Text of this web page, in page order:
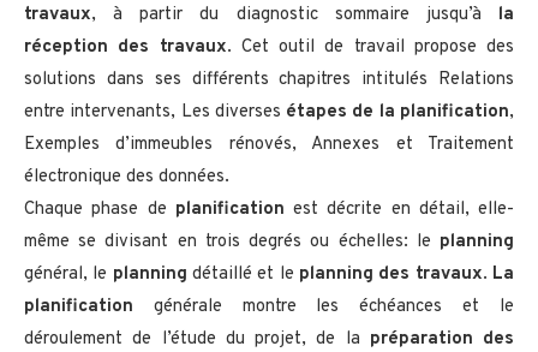
travaux, à partir du diagnostic sommaire jusqu’à la
réception des travaux. Cet outil de travail propose des
solutions dans ses différents chapitres intitulés Relations
entre intervenants, Les diverses étapes de la planification,
Exemples d’immeubles rénovés, Annexes et Traitement
électronique des données.
Chaque phase de planification est décrite en détail, elle-
même se divisant en trois degrés ou échelles: le planning
général, le planning détaillé et le planning des travaux. La
planification générale montre les échéances et le
déroulement de l’étude du projet, de la préparation des